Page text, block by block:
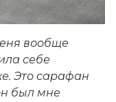
вообще
себе
Это сарафан
был мне